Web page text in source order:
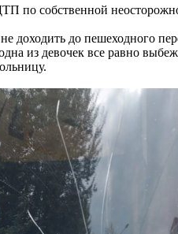
по собственной
доходить до пешеходного
из девочек все равно